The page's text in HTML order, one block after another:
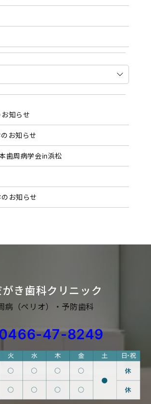
知らせ
お知らせ
歯周病学会in浜松
お知らせ
がき歯科クリニック
病（ペリオ）・予防歯科
47-8249